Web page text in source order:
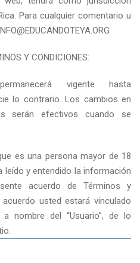
Para cualquier comentario u
Y CONDICIONES:
vigente hasta
lo contrario. Los cambios en
serán efectivos cuando se
es una persona mayor de 18
leído y entendido la información
acuerdo de Términos y
usted estará vinculado
nombre del “Usuario”, de lo